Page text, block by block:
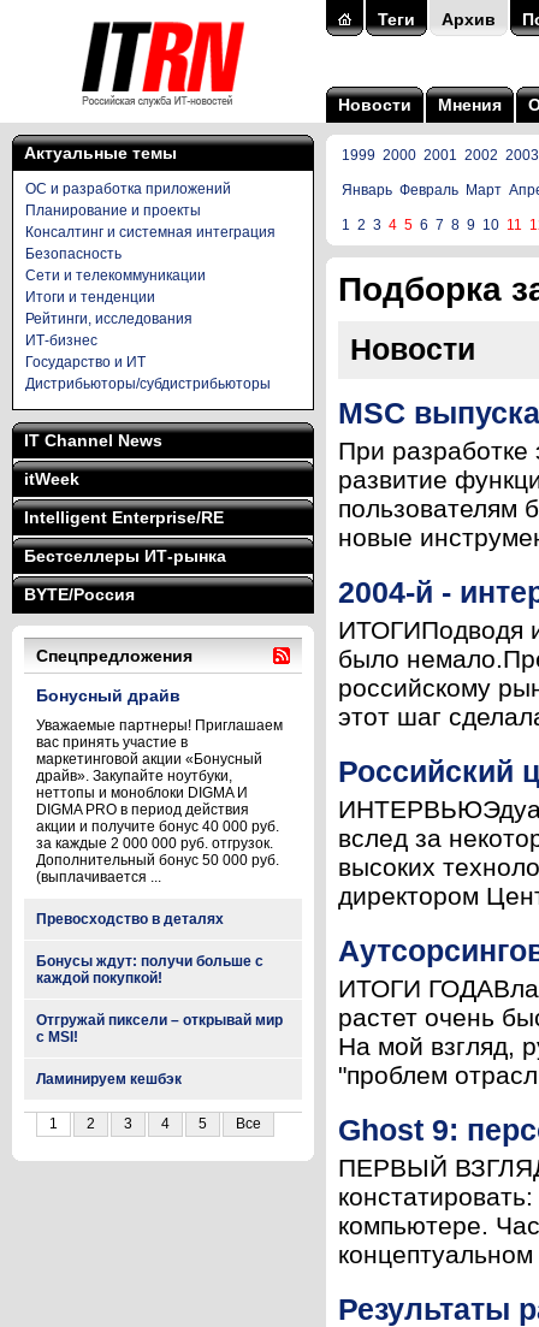
Теги Архив
Новости Мнения
Актуальные темы
ОС и разработка приложений
Планирование и проекты
Консалтинг и системная интеграция
Безопасность
Сети и телекоммуникации
Итоги и тенденции
Рейтинги, исследования
ИТ-бизнес
Государство и ИТ
Дистрибьюторы/субдистрибьюторы
IT Channel News
itWeek
Intelligent Enterprise/RE
Бестселлеры ИТ-рынка
BYTE/Россия
Спецпредложения
Бонусный драйв
Уважаемые партнеры! Приглашаем
вас принять участие в
маркетинговой акции «Бонусный
драйв». Закупайте ноутбуки,
неттопы и моноблоки DIGMA И
DIGMA PRO в период действия
акции и получите бонус 40 000 руб.
за каждые 2 000 000 руб. отгрузок.
Дополнительный бонус 50 000 руб.
(выплачивается ...
Превосходство в деталях
Бонусы ждут: получи больше с
каждой покупкой!
Отгружай пиксели – открывай мир
с MSI!
Ламинируем кешбэк
1 2 3 4 5 Все
1999 2000 2001 2002 2003
Январь Февраль Март
1 2 3 4 5 6 7 8 9 10 11
Подборка
Новости
MSC
При
развитие
пользователям
новые
2004-й -
ИТОГИПодводя
было
российскому
этот шаг
Российский
вслед за
высоких
директором
ИТОГИ
растет очень
На мой взгляд,
"проблем
Ghost 9:
ПЕРВЫЙ
компьютере.
Результаты